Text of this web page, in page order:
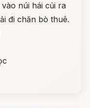
núi hái củi ra
đi chăn bò thuê.